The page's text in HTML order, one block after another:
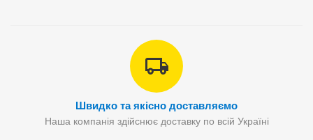
Швидко та якісно доставляємо
Наша компанія здійснює доставку по всій Україні